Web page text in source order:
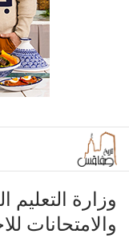
وزارة
والامتحانات